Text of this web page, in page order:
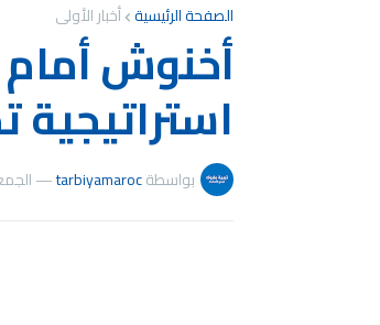
الصفحة الرئيسية أخبار الأولى
أخنوش
بواسطةtarbiyamaroc
—الجمعة,